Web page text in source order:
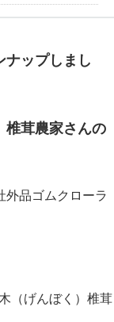
ナップしまし
椎茸農家さんの
外品ゴムクローラ
（げんぼく）椎茸